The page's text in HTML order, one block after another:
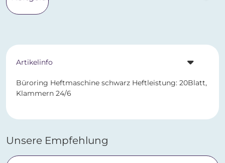
Artikelinfo
Büroring Heftmaschine schwarz Heftleistung: 20Blatt,
Klammern 24/6
Unsere Empfehlung